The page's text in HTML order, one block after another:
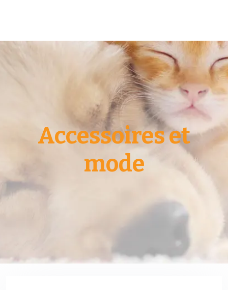
Accessoires et
mode